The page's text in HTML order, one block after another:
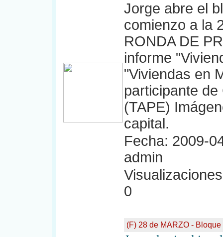
Jorge abre el
comienzo a la
RONDA DE
informe
"Viviendas en
participante
(TAPE)
capital.
Fecha: 2009-
admin
0
(F) 28 de MARZO - Bloque